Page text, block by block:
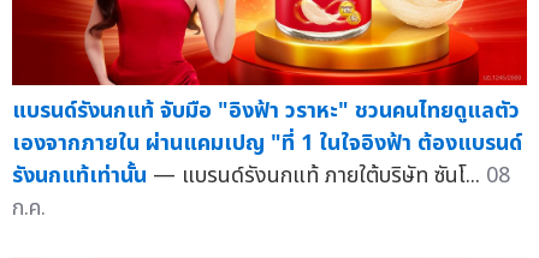
แบรนด์รังนกแท้ จับมือ "อิงฟ้า วราหะ" ชวนคนไทยดูแลตัว
เองจากภายใน ผ่านแคมเปญ "ที่ 1 ในใจอิงฟ้า ต้องแบรนด์
รังนกแท้เท่านั้น — แบรนด์รังนกแท้ ภายใต้บริษัท ซันโ... 08
ก.ค.